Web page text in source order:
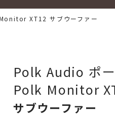
XT12 サブウーファー
Polk Audio ポ
Polk Monitor
サブウーファー